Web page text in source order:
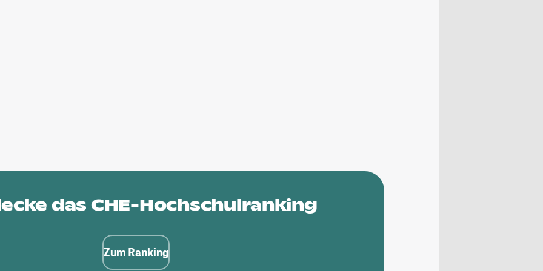
das CHE-Hochschulranking
Zum Ranking